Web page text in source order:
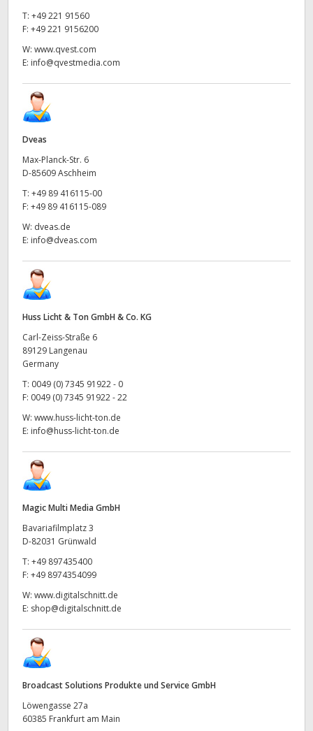
T: +49 221 91560
F: +49 221 9156200
W: www.qvest.com
E: info@qvestmedia.com
Dveas
Max-Planck-Str. 6
D-85609 Aschheim
T: +49 89 416115-00
F: +49 89 416115-089
W: dveas.de
E: info@dveas.com
Huss Licht & Ton GmbH & Co. KG
Carl-Zeiss-Straße 6
89129 Langenau
Germany
T: 0049 (0) 7345 91922 - 0
F: 0049 (0) 7345 91922 - 22
W: www.huss-licht-ton.de
E: info@huss-licht-ton.de
Magic Multi Media GmbH
Bavariafilmplatz 3
D-82031 Grünwald
T: +49 897435400
F: +49 8974354099
W: www.digitalschnitt.de
E: shop@digitalschnitt.de
Broadcast Solutions Produkte und Service GmbH
Löwengasse 27a
60385 Frankfurt am Main